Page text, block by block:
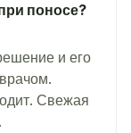
поносе?
и его
Свежая